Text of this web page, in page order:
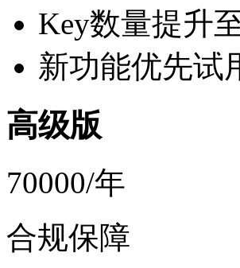
Key数量提升
新功能优先试
高级版
70000/年
合规保障